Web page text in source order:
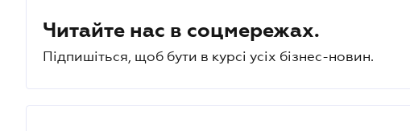
Читайте нас в соцмережах.
Підпишіться, щоб бути в курсі усіх бізнес-новин.